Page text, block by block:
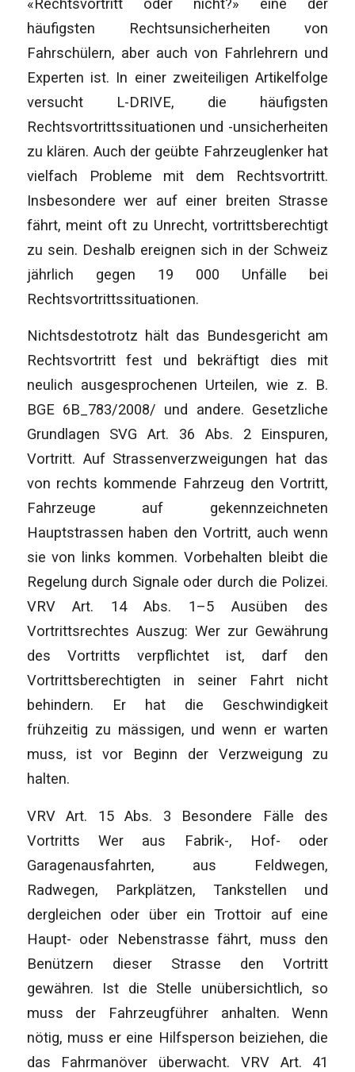
häufigsten Rechtsunsicherheiten von
Fahrschülern, aber auch von Fahrlehrern und
Experten ist. In einer zweiteiligen Artikelfolge
versucht L-DRIVE, die häufigsten
Rechtsvortrittssituationen und -unsicherheiten
zu klären. Auch der geübte Fahrzeuglenker hat
vielfach Probleme mit dem Rechtsvortritt.
Insbesondere wer auf einer breiten Strasse
fährt, meint oft zu Unrecht, vortrittsberechtigt
zu sein. Deshalb ereignen sich in der Schweiz
jährlich gegen 19 000 Unfälle bei
Rechtsvortrittssituationen.
Nichtsdestotrotz hält das Bundesgericht am
Rechtsvortritt fest und bekräftigt dies mit
neulich ausgesprochenen Urteilen, wie z. B.
BGE 6B_783/2008/ und andere. Gesetzliche
Grundlagen SVG Art. 36 Abs. 2 Einspuren,
Vortritt. Auf Strassenverzweigungen hat das
von rechts kommende Fahrzeug den Vortritt,
Fahrzeuge auf gekennzeichneten
Hauptstrassen haben den Vortritt, auch wenn
sie von links kommen. Vorbehalten bleibt die
Regelung durch Signale oder durch die Polizei.
VRV Art. 14 Abs. 1–5 Ausüben des
Vortrittsrechtes Auszug: Wer zur Gewährung
des Vortritts verpflichtet ist, darf den
Vortrittsberechtigten in seiner Fahrt nicht
behindern. Er hat die Geschwindigkeit
frühzeitig zu mässigen, und wenn er warten
muss, ist vor Beginn der Verzweigung zu
halten.
VRV Art. 15 Abs. 3 Besondere Fälle des
Vortritts Wer aus Fabrik-, Hof- oder
Garagenausfahrten, aus Feldwegen,
Radwegen, Parkplätzen, Tankstellen und
dergleichen oder über ein Trottoir auf eine
Haupt- oder Nebenstrasse fährt, muss den
Benützern dieser Strasse den Vortritt
gewähren. Ist die Stelle unübersichtlich, so
muss der Fahrzeugführer anhalten. Wenn
nötig, muss er eine Hilfsperson beiziehen, die
das Fahrmanöver überwacht. VRV Art. 41